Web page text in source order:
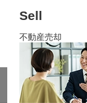
Sell
不動産売却